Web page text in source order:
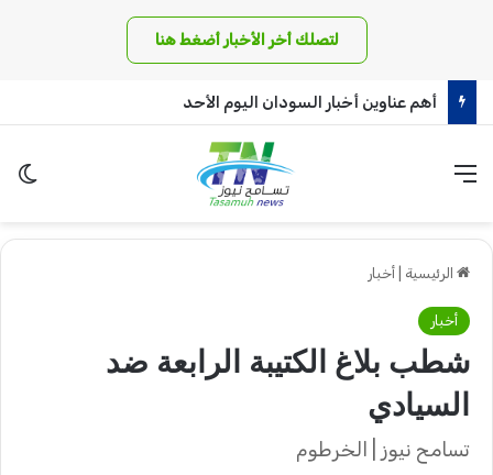
لتصلك أخر الأخبار أضغط هنا
مناوي يكشف عن كواليس أخطر معركة بدارفور !!
القائمة
الرئيسية أخبار
أخبار
شطب بلاغ الكتيبة الرابعة ضد
السيادي
تسامح نيوز | الخرطوم